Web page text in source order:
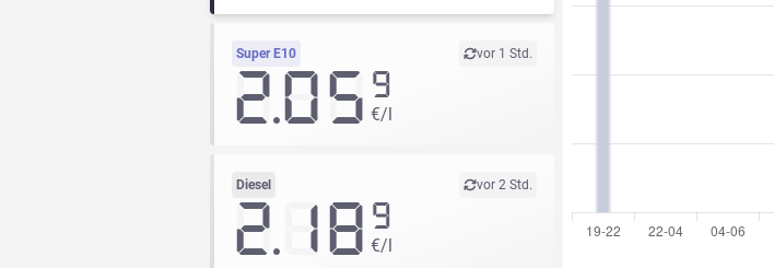
Super E10 vor 1 Std.
2.05 9
€/l
Diesel vor 2 Std.
2.18 9
€/l